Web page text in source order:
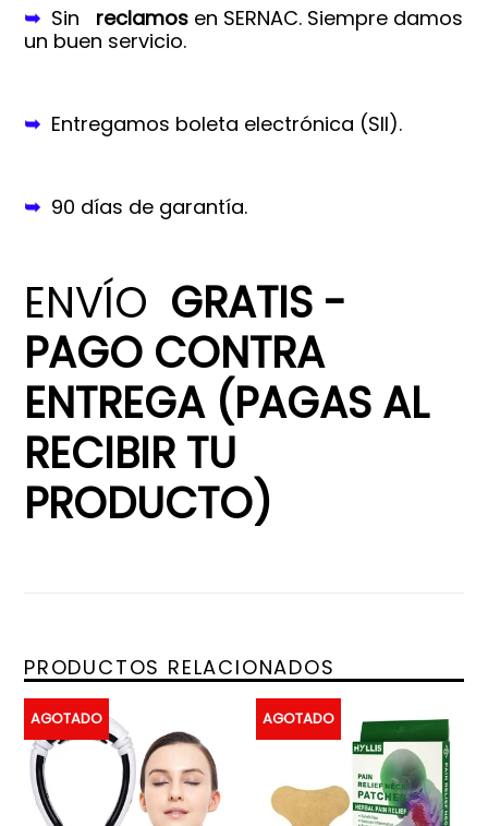
➥ Sin reclamos en SERNAC. Siempre damos
un buen servicio.
➥ Entregamos boleta electrónica (SII).
➥ 90 días de garantía.
ENVÍO GRATIS -
PAGO CONTRA
ENTREGA (PAGAS AL
RECIBIR TU
PRODUCTO)
PRODUCTOS RELACIONADOS
AGOTADO AGOTADO